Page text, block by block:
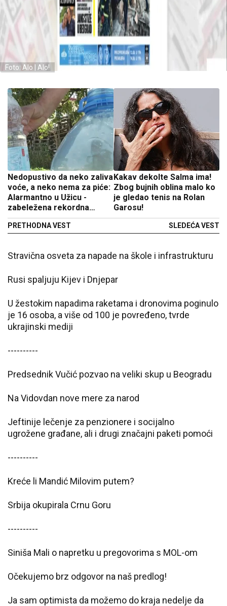
Foto: Alo | Alo!
Nedopustivo da neko zaliva
voće, a neko nema za piće:
Alarmantno u Užicu -
zabeležena rekordna
potrošnja vode
PRETHODNA VEST
Kakav dekolte Salma ima!
Zbog bujnih oblina malo ko
je gledao tenis na Rolan
Garosu!
SLEDEĆA VEST
Stravična osveta za napade na škole i infrastrukturu
Rusi spaljuju Kijev i Dnjepar
U žestokim napadima raketama i dronovima poginulo
je 16 osoba, a više od 100 je povređeno, tvrde
ukrajinski mediji
----------
Predsednik Vučić pozvao na veliki skup u Beogradu
Na Vidovdan nove mere za narod
Jeftinije lečenje za penzionere i socijalno
ugrožene građane, ali i drugi značajni paketi pomoći
----------
Kreće li Mandić Milovim putem?
Srbija okupirala Crnu Goru
----------
Siniša Mali o napretku u pregovorima s MOL-om
Očekujemo brz odgovor na naš predlog!
Ja sam optimista da možemo do kraja nedelje da